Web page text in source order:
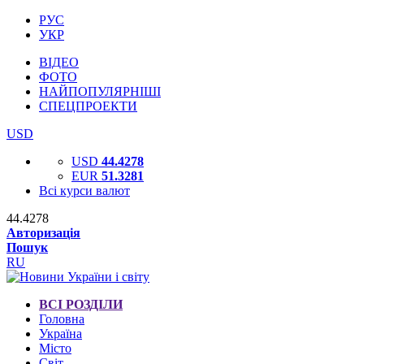
РУС
УКР
ВІДЕО
ФОТО
НАЙПОПУЛЯРНІШІ
СПЕЦПРОЕКТИ
USD
USD 44.4278
EUR 51.3281
Всі курси валют
44.4278
Авторизація
Пошук
RU
ВСІ РОЗДІЛИ
Головна
Україна
Місто